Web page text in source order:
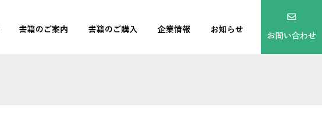
書籍のご案内 書籍のご購入 企業情報 お知らせ
お問い合わせ